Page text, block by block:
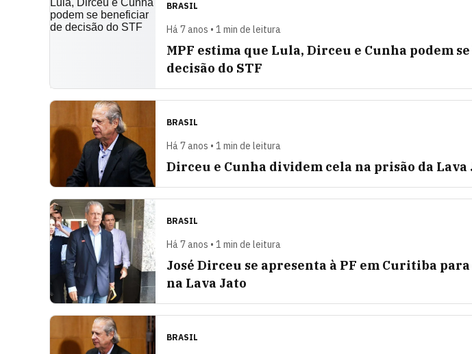
BRASIL
Há 7 anos • 1 min de leitura
MPF estima que Lula, Dirceu e Cunha podem
decisão do STF
BRASIL
Há 7 anos • 1 min de leitura
Dirceu e Cunha dividem cela na prisão da Lava
BRASIL
Há 7 anos • 1 min de leitura
José Dirceu se apresenta à PF em Curitiba
na Lava Jato
BRASIL